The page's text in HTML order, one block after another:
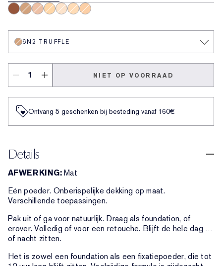
6N2 TRUFFLE
NIET OP VOORRAAD
Ontvang 5 geschenken bij besteding vanaf 160€
Details
AFWERKING:Mat
Eén poeder. Onberispelijke dekking op maat.
Verschillende toepassingen.
Pak uit of ga voor natuurlijk. Draag als foundation, of
erover. Volledig of voor een retouche. Blijft de hele dag …
of nacht zitten.
Het is zowel een foundation als een fixatiepoeder, die tot